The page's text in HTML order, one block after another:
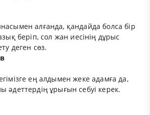
алғанда, қандайда болса бір
беріп, сол жан иесінің дұрыс
деген сөз.
ең алдымен жеке адамға да,
әдеттердің ұрығын себуі керек.